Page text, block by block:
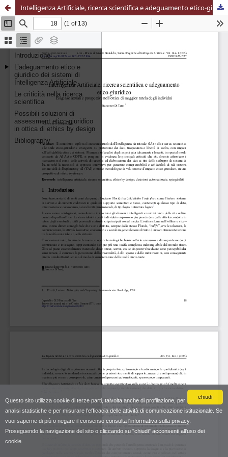
chiudi
Questo sito utilizza cookie di terze parti, talvolta anche di profilazione, per
analisi statistiche e per misurare l'efficacia delle attività di comunicazione istituzionale. Se
vuoi saperne di più o negare il consenso consulta l'informativa sulla privacy.
Proseguendo la navigazione del sito o cliccando su "chiudi" acconsenti all'uso dei
cookie.
Intelligenza Artificiale, ricerca scientifica e adeguamento etico-giuridico